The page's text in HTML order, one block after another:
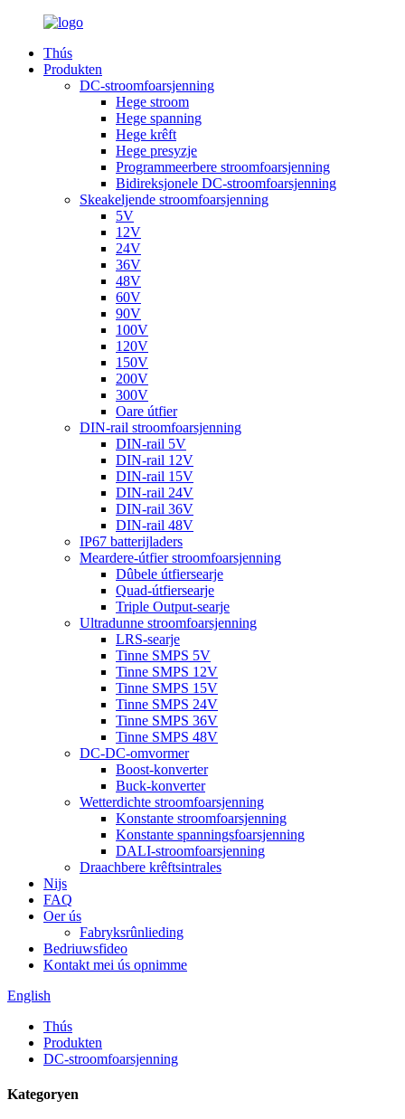
Thús
Produkten
DC-stroomfoarsjenning
Hege stroom
Hege spanning
Hege krêft
Hege presyzje
Programmeerbere stroomfoarsjenning
Bidireksjonele DC-stroomfoarsjenning
Skeakeljende stroomfoarsjenning
5V
12V
24V
36V
48V
60V
90V
100V
120V
150V
200V
300V
Oare útfier
DIN-rail stroomfoarsjenning
DIN-rail 5V
DIN-rail 12V
DIN-rail 15V
DIN-rail 24V
DIN-rail 36V
DIN-rail 48V
IP67 batterijladers
Meardere-útfier stroomfoarsjenning
Dûbele útfiersearje
Quad-útfiersearje
Triple Output-searje
Ultradunne stroomfoarsjenning
LRS-searje
Tinne SMPS 5V
Tinne SMPS 12V
Tinne SMPS 15V
Tinne SMPS 24V
Tinne SMPS 36V
Tinne SMPS 48V
DC-DC-omvormer
Boost-konverter
Buck-konverter
Wetterdichte stroomfoarsjenning
Konstante stroomfoarsjenning
Konstante spanningsfoarsjenning
DALI-stroomfoarsjenning
Draachbere krêftsintrales
Nijs
FAQ
Oer ús
Fabryksrûnlieding
Bedriuwsfideo
Kontakt mei ús opnimme
English
Thús
Produkten
DC-stroomfoarsjenning
Kategoryen